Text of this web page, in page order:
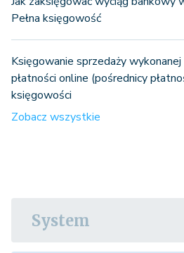
Pełna księgowość
Księgowanie sprzedaży
płatności online (pośrednicy
księgowości
Zobacz wszystkie
System